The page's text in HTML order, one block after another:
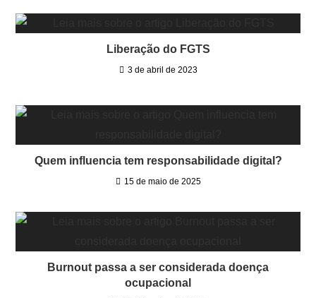
Liberação do FGTS
3 de abril de 2023
Quem influencia tem responsabilidade digital?
15 de maio de 2025
Burnout passa a ser considerada doença
ocupacional